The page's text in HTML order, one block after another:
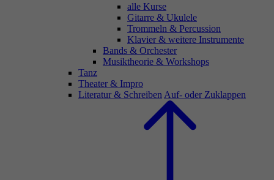
alle Kurse
Gitarre & Ukulele
Trommeln & Percussion
Klavier & weitere Instrumente
Bands & Orchester
Musiktheorie & Workshops
Tanz
Theater & Impro
Literatur & Schreiben Auf- oder Zuklappen